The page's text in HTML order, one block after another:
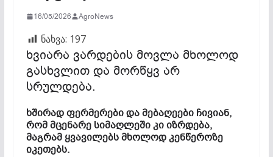
16/05/2026 AgroNews
ნახვა: 197
ხვიარა ვარდების მოვლა მხოლოდ
გასხვლით და მორწყვ არ
სრულდება.
ხშირად ფერმერები და მებაღეები ჩივიან,
რომ მცენარე სიმაღლეში კი იზრდება,
მაგრამ ყვავილებს მხოლოდ კენწეროზე
იკეთებს.